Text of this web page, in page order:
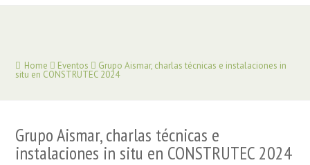
Home Eventos Grupo Aismar, charlas técnicas e instalaciones in
situ en CONSTRUTEC 2024
Grupo Aismar, charlas técnicas e
instalaciones in situ en CONSTRUTEC 2024